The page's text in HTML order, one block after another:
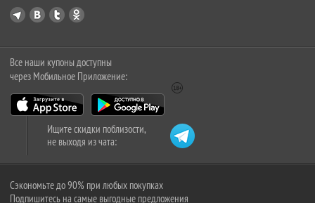
Все наши купоны доступны
через Мобильное Приложение:
Ищите скидки поблизости,
не выходя из чата:
Сэкономьте до 90% при любых покупках
Подпишитесь на самые выгодные предложения